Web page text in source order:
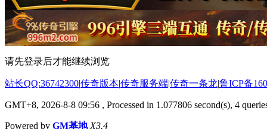
请先登录后才能继续浏览
站长QQ:36742300|传奇版本|传奇服务端|传奇一条龙|鲁ICP备
GMT+8, 2026-8-8 09:56 , Processed in 1.077806 second(s), 4
Powered by GM基地 X3.4